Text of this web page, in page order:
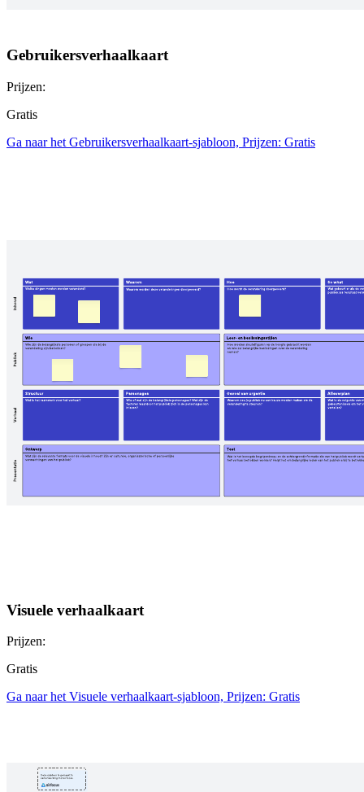
Gebruikersverhaalkaart
Prijzen:
Gratis
Ga naar het Gebruikersverhaalkaart-sjabloon, Prijzen: Gratis
Visuele verhaalkaart
Prijzen:
Gratis
Ga naar het Visuele verhaalkaart-sjabloon, Prijzen: Gratis